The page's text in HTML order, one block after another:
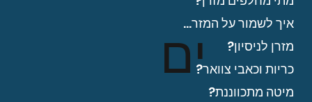
ים
איך לשמור על המזרן?
מזרן לניסיון?
כריות וכאבי צוואר?
מיטה מתכווננת?